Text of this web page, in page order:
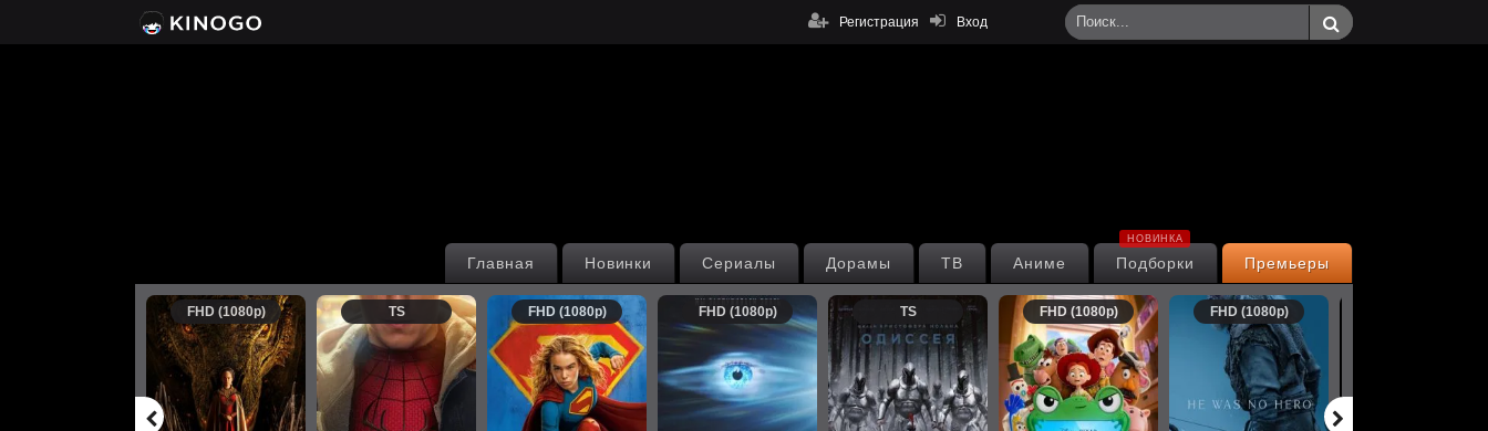
Вход
Регистрация
Премьеры
Подборки
НОВИНКА
Аниме
ТВ
Дорамы
Сериалы
Новинки
Главная
FHD (1080p) TS FHD (1080p) FHD (1080p) TS FHD (1080p) FHD (1080p)